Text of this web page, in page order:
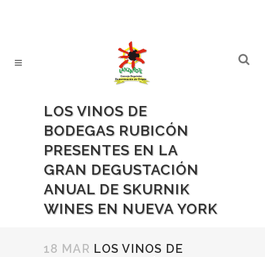
LOS VINOS DE
BODEGAS RUBICÓN
PRESENTES EN LA
GRAN DEGUSTACIÓN
ANUAL DE SKURNIK
WINES EN NUEVA YORK
18 MAR LOS VINOS DE